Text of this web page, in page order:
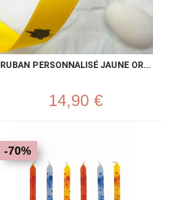
RUBAN PERSONNALISÉ JAUNE OR...
14,90 €
-70%